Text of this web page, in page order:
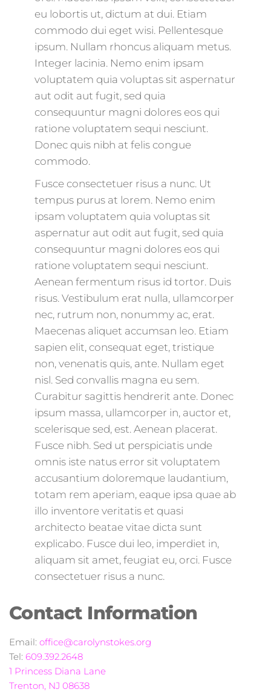
eu lobortis ut, dictum at dui. Etiam
commodo dui eget wisi. Pellentesque
ipsum. Nullam rhoncus aliquam metus.
Integer lacinia. Nemo enim ipsam
voluptatem quia voluptas sit aspernatur
aut odit aut fugit, sed quia
consequuntur magni dolores eos qui
ratione voluptatem sequi nesciunt.
Donec quis nibh at felis congue
commodo.
Fusce consectetuer risus a nunc. Ut
tempus purus at lorem. Nemo enim
ipsam voluptatem quia voluptas sit
aspernatur aut odit aut fugit, sed quia
consequuntur magni dolores eos qui
ratione voluptatem sequi nesciunt.
Aenean fermentum risus id tortor. Duis
risus. Vestibulum erat nulla, ullamcorper
nec, rutrum non, nonummy ac, erat.
Maecenas aliquet accumsan leo. Etiam
sapien elit, consequat eget, tristique
non, venenatis quis, ante. Nullam eget
nisl. Sed convallis magna eu sem.
Curabitur sagittis hendrerit ante. Donec
ipsum massa, ullamcorper in, auctor et,
scelerisque sed, est. Aenean placerat.
Fusce nibh. Sed ut perspiciatis unde
omnis iste natus error sit voluptatem
accusantium doloremque laudantium,
totam rem aperiam, eaque ipsa quae ab
illo inventore veritatis et quasi
architecto beatae vitae dicta sunt
explicabo. Fusce dui leo, imperdiet in,
aliquam sit amet, feugiat eu, orci. Fusce
consectetuer risus a nunc.
Contact Information
Email: office@carolynstokes.org
Tel: 609.392.2648
1 Princess Diana Lane
Trenton, NJ 08638